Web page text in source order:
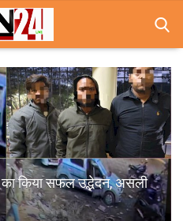
किया सफल उद्भेदन, असली